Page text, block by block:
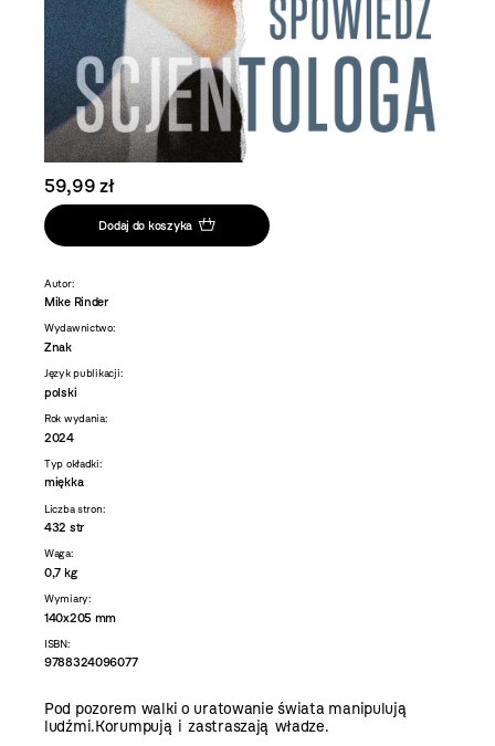
59,99 zł
Dodaj do koszyka
Autor:
Mike Rinder
Wydawnictwo:
Znak
Język publikacji:
polski
Rok wydania:
2024
Typ okładki:
miękka
Liczba stron:
432 str
Waga:
0,7 kg
Wymiary:
140x205 mm
ISBN:
9788324096077
Pod pozorem walki o uratowanie świata manipulują
ludźmi.Korumpują i zastraszają władze.